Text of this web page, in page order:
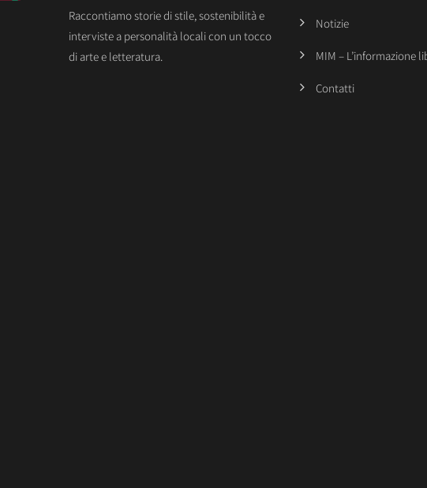
Raccontiamo storie di stile, sostenibilità e
interviste a personalità locali con un tocco
di arte e letteratura.
Notizie
MIM – L’informazione
Contatti